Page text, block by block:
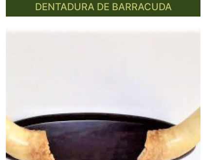
DENTADURA DE BARRACUDA